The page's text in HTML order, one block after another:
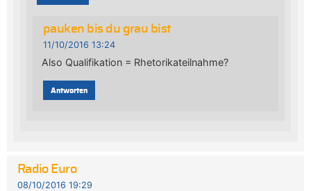
pauken bis du grau bist
11/10/2016 13:24
Also Qualifikation = Rhetorikateilnahme?
Antworten
Radio Euro
08/10/2016 19:29